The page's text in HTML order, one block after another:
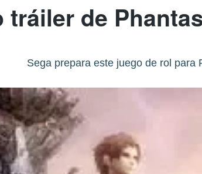
tráiler de
Sega prepara este juego de rol para